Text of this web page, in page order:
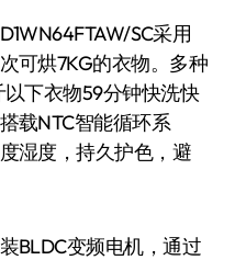
SC采用
可烘7KG的衣物。多种
下衣物59分钟快洗快
载NTC智能循环系
湿度，持久护色，避
变频电机，通过